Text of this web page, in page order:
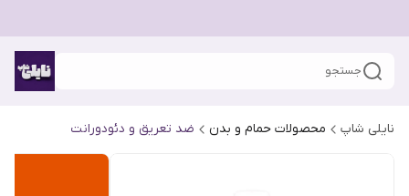
جستجو
نایلی شاپ محصولات حمام و بدن ضد تعریق و دئودورانت